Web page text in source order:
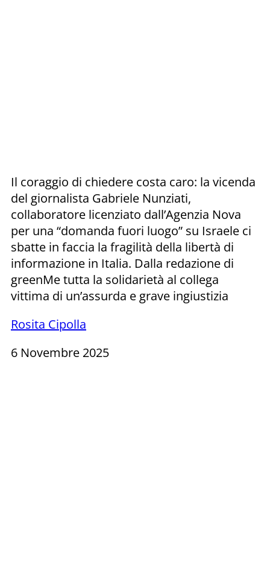
Il coraggio di chiedere costa caro: la vicenda
del giornalista Gabriele Nunziati,
collaboratore licenziato dall’Agenzia Nova
per una “domanda fuori luogo” su Israele ci
sbatte in faccia la fragilità della libertà di
informazione in Italia. Dalla redazione di
greenMe tutta la solidarietà al collega
vittima di un’assurda e grave ingiustizia
Rosita Cipolla
6 Novembre 2025